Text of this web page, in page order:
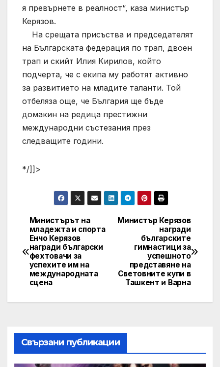
я превърнете в реалност“, каза министър
Керязов.
На срещата присъства и председателят
на Българската федерация по трап, двоен
трап и скийт Илия Кирилов, който
подчерта, че с екипа му работят активно
за развитието на младите таланти. Той
отбеляза още, че България ще бъде
домакин на редица престижни
международни състезания през
следващите години.
*/]]>
Post
navigation
Министър Керязов
награди
българските
гимнастици за
успешното
представяне на
Световните купи в
Ташкент и Варна
Министърът на
младежта и спорта
Енчо Керязов
награди български
фехтовачи за
успехите им на
международната
сцена
Свързани публикации